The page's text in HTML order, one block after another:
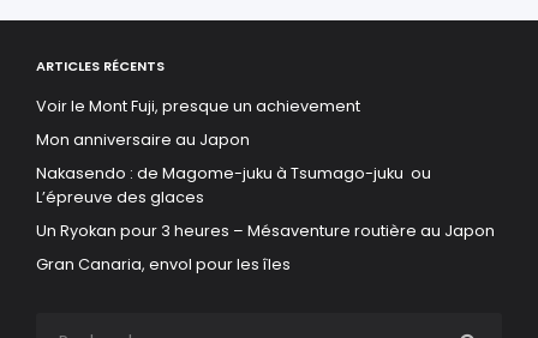
ARTICLES RÉCENTS
Voir le Mont Fuji, presque un achievement
Mon anniversaire au Japon
Nakasendo : de Magome-juku à Tsumago-juku ou
L’épreuve des glaces
Un Ryokan pour 3 heures – Mésaventure routière au Japon
Gran Canaria, envol pour les îles